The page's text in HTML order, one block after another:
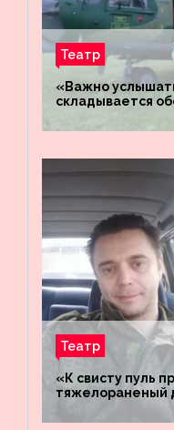
Театр
«Важно
складывается
«Восток»
Театр
«К свисту пуль
тяжелораненый
четыре
поле